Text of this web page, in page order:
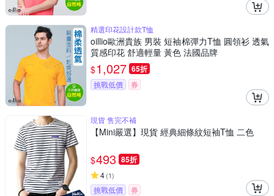
精選印花設計款T恤
oillio歐洲貴族 男裝 短袖棉彈力T恤 圓領衫 透氣
質感印花 舒適輕量 黃色 法國品牌
$1,027 65折
挑戰低價 券
現貨 售完不補
【Mini嚴選】現貨 經典細條紋短袖T恤 二色
$493 85折
4(1)
挑戰低價
券